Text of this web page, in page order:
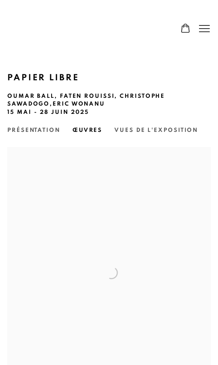
PAPIER LIBRE
OUMAR BALL, FATEN ROUISSI, CHRISTOPHE
SAWADOGO,ERIC WONANU
15 MAI - 28 JUIN 2025
PRÉSENTATION ŒUVRES VUES DE L'EXPOSITION